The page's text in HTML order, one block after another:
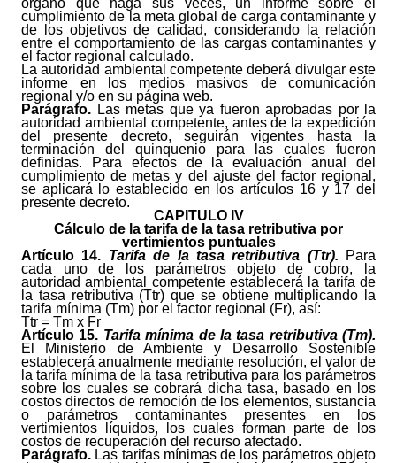
órgano que haga sus veces, un informe sobre el
cumplimiento de la meta global de carga contaminante y
de los objetivos de calidad, considerando la relación
entre el comportamiento de las cargas contaminantes y
el factor regional calculado.
La autoridad ambiental competente deberá divulgar este
informe en los medios masivos de comunicación
regional y/o en su página web.
Parágrafo. Las metas que ya fueron aprobadas por la
autoridad ambiental competente, antes de la expedición
del presente decreto, seguirán vigentes hasta la
terminación del quinquenio para las cuales fueron
definidas. Para efectos de la evaluación anual del
cumplimiento de metas y del ajuste del factor regional,
se aplicará lo establecido en los artículos 16 y 17 del
presente decreto.
CAPITULO IV
Cálculo de la tarifa de la tasa retributiva por
vertimientos puntuales
Artículo 14. Tarifa de la tasa retributiva (Ttr).
Para
cada uno de los parámetros objeto de cobro, la
autoridad ambiental competente establecerá la tarifa de
la tasa retributiva (Ttr) que se obtiene multiplicando la
tarifa mínima (Tm) por el factor regional (Fr), así:
Ttr = Tm x Fr
Artículo 15. Tarifa mínima de la tasa retributiva (Tm).
El Ministerio de Ambiente y Desarrollo Sostenible
establecerá anualmente mediante resolución, el valor de
la tarifa mínima de la tasa retributiva para los parámetros
sobre los cuales se cobrará dicha tasa, basado en los
costos directos de remoción de los elementos, sustancia
o parámetros contaminantes presentes en los
vertimientos líquidos, los cuales forman parte de los
costos de recuperación del recurso afectado.
Parágrafo. Las tarifas mínimas de los parámetros objeto